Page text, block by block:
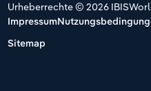
Urheberrechte © 2026
Impressum
Sitemap